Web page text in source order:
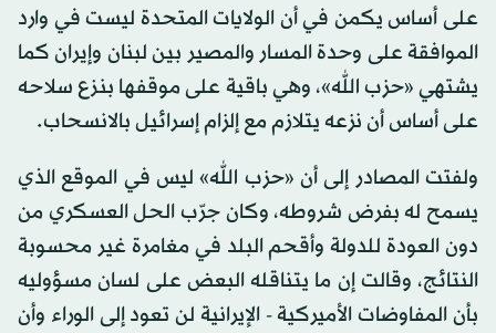
على أساس يكمن في أن الولايات المتحدة ليست في وارد
الموافقة على وحدة المسار والمصير بين لبنان وإيران كما
يشتهي «حزب الله»، وهي باقية على موقفها بنزع سلاحه
على أساس أن نزعه يتلازم مع إلزام إسرائيل بالانسحاب.
ولفتت المصادر إلى أن «حزب الله» ليس في الموقع الذي
يسمح له بفرض شروطه، وكان جرّب الحل العسكري من
دون العودة للدولة وأقحم البلد في مغامرة غير محسوبة
النتائج، وقالت إن ما يتناقله البعض على لسان مسؤوليه
بأن المفاوضات الأميركية - الإيرانية لن تعود إلى الوراء وأن